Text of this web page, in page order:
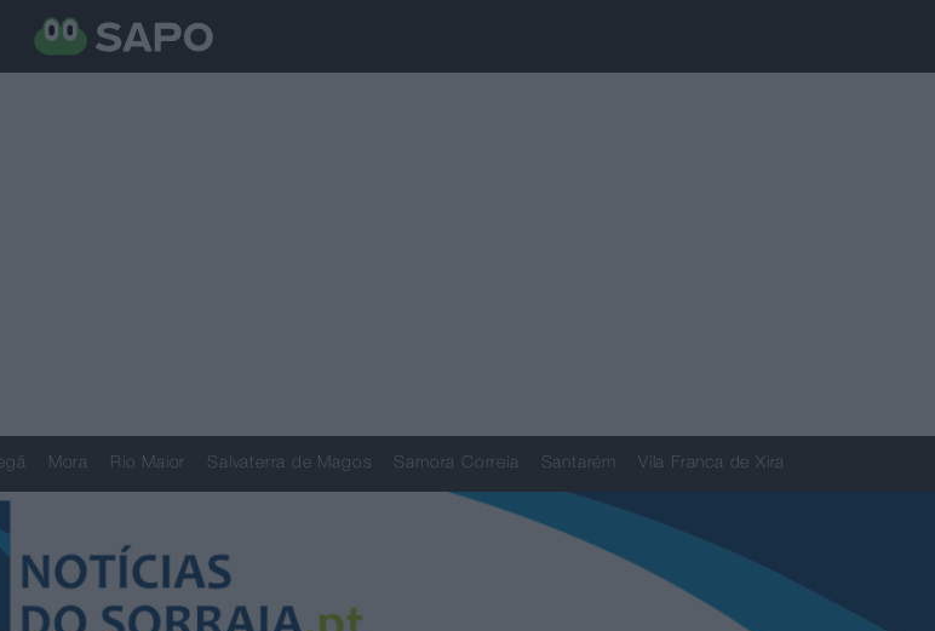
Mora Rio Maior Salvaterra de Magos Samora Correia Santarém Vila Franca de Xira